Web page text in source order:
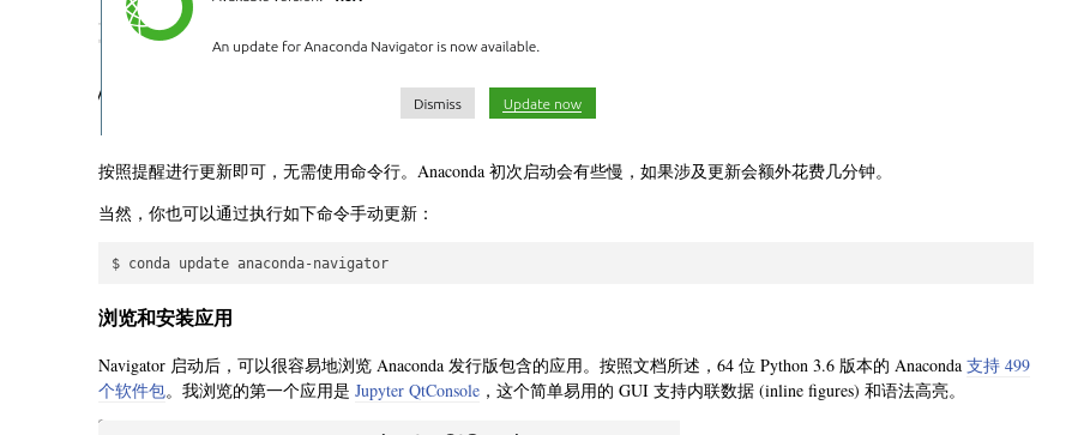
按照提醒进行更新即可，无需使用命令行。Anaconda 初次启动会有些慢，如果涉及更新会额外花费几分钟。
当然，你也可以通过执行如下命令手动更新：
浏览和安装应用
Navigator 启动后，可以很容易地浏览 Anaconda 发行版包含的应用。按照文档所述，64 位 Python 3.6 版本的 Anaconda 支持 499
个软件包。我浏览的第一个应用是 Jupyter QtConsole ，这个简单易用的 GUI 支持内联数据 (inline figures) 和语法高亮。